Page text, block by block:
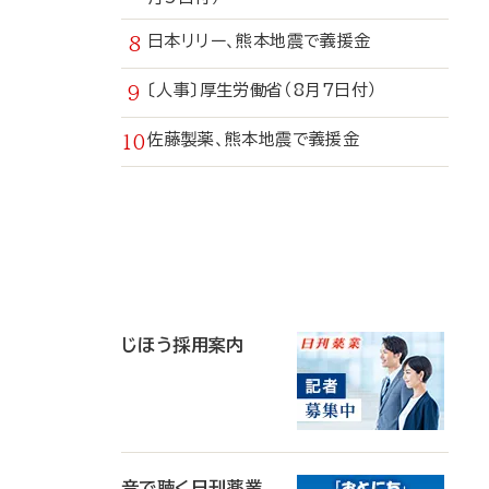
日本リリー、熊本地震で義援金
〔人事〕厚生労働省（8月7日付）
佐藤製薬、熊本地震で義援金
じほう採用案内